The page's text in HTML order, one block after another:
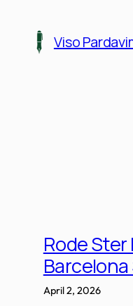
content
Viso
Rode Ster
April 2, 2026